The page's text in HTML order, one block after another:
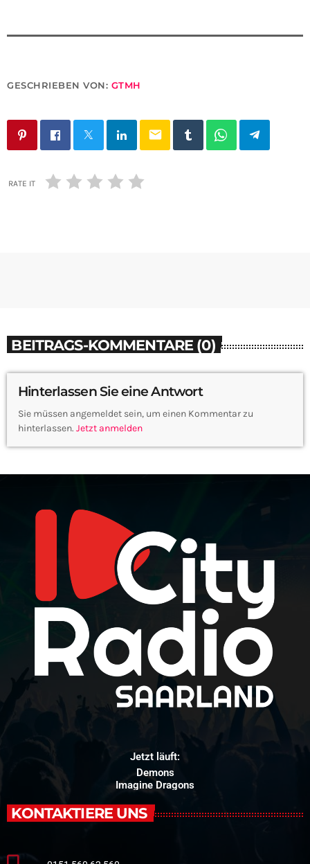
GESCHRIEBEN VON: GTMH
email
RATE IT
BEITRAGS-KOMMENTARE (0)
Hinterlassen Sie eine Antwort
Sie müssen angemeldet sein, um einen Kommentar zu
hinterlassen. Jetzt anmelden
Jetzt läuft:
Demons
Imagine Dragons
KONTAKTIERE UNS